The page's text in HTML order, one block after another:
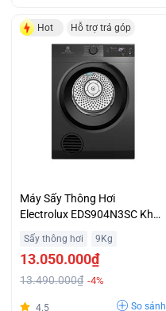
Hot Hỗ trợ trả góp
Máy Sấy Thông Hơi
Electrolux EDS904N3SC Khối
Lượng 9kg Trả Góp 0%
Sấy thông hơi 9Kg
13.050.000₫
13.490.000₫ -4%
4.5 So sánh